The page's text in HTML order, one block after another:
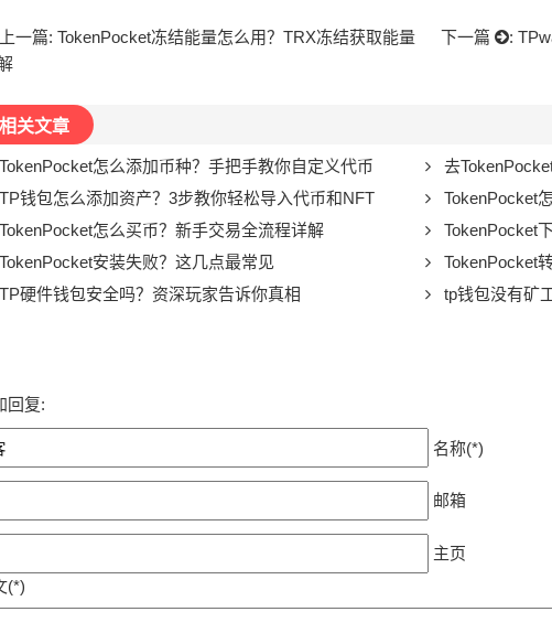
上一篇: TokenPocket冻结能量怎么用？TRX冻结获取能量
下一篇 :
相关文章
TokenPocket怎么添加币种？手把手教你自定义代币
去
TP钱包怎么添加资产？3步教你轻松导入代币和NFT
TokenPocket
TokenPocket怎么买币？新手交易全流程详解
TokenPocket
TokenPocket安装失败？这几点最常见
TokenPocket
TP硬件钱包安全吗？资深玩家告诉你真相
tp钱包没有矿
回复:
名称(*)
邮箱
主页
(*)